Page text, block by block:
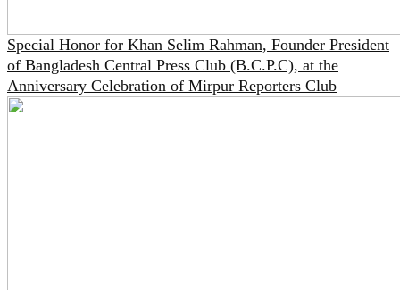
Special Honor for Khan Selim Rahman, Founder President
of Bangladesh Central Press Club (B.C.P.C), at the
Anniversary Celebration of Mirpur Reporters Club